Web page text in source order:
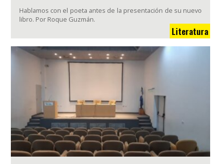
Hablamos con el poeta antes de la presentación de su nuevo
libro. Por Roque Guzmán.
Literatura